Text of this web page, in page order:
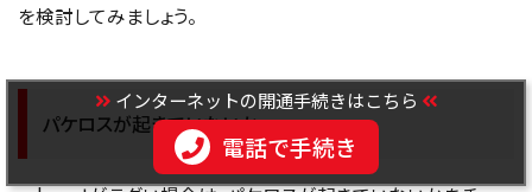
を検討してみましょう。
パケロスが起きていないか
インターネットの開通手続きはこちら
電話で手続き